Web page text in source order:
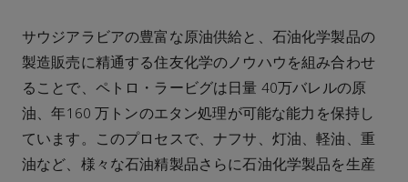
サウジアラビアの豊富な原油供給と、石油化学製品の
製造販売に精通する住友化学のノウハウを組み合わせ
ることで、ペトロ・ラービグは日量 40万バレルの原
油、年160 万トンのエタン処理が可能な能力を保持し
ています。このプロセスで、ナフサ、灯油、軽油、重
油など、様々な石油精製品さらに石油化学製品を生産